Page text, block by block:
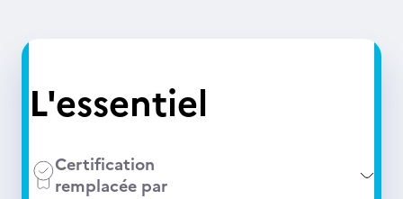
L'essentiel
Certification
remplacée par